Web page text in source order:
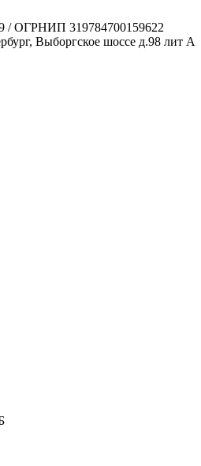
/ ОГРНИП 319784700159622
Выборгское шоссе д.98 лит А